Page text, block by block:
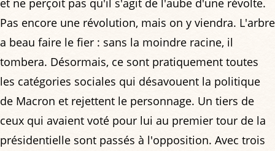
et ne perçoit pas qu'il s'agit de l'aube d'une révolte.
Pas encore une révolution, mais on y viendra. L'arbre
a beau faire le fier : sans la moindre racine, il
tombera. Désormais, ce sont pratiquement toutes
les catégories sociales qui désavouent la politique
de Macron et rejettent le personnage. Un tiers de
ceux qui avaient voté pour lui au premier tour de la
présidentielle sont passés à l'opposition. Avec trois